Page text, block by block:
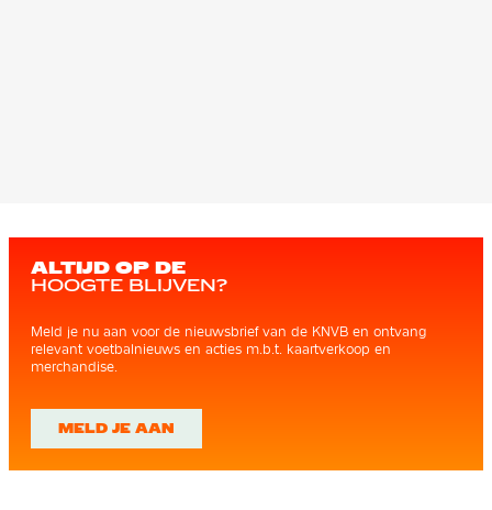
ALTIJD OP DE
HOOGTE BLIJVEN?
Meld je nu aan voor de nieuwsbrief van de KNVB en ontvang
relevant voetbalnieuws en acties m.b.t. kaartverkoop en
merchandise.
MELD JE AAN